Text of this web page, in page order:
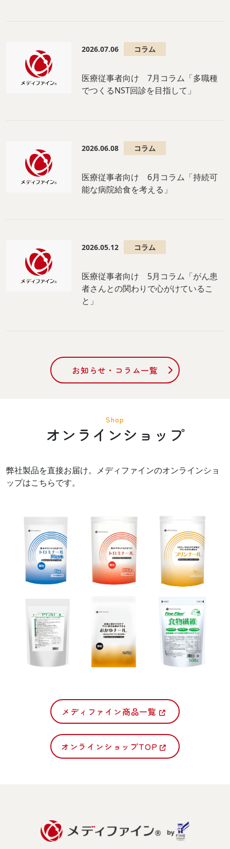
2026.07.06 コラム
医療従事者向け 7月コラム「多職種
でつくるNST回診を目指して」
2026.06.08 コラム
医療従事者向け 6月コラム「持続可
能な病院給食を考える」
2026.05.12 コラム
医療従事者向け 5月コラム「がん患
者さんとの関わりで心がけているこ
と」
お知らせ・コラム一覧
Shop
オンラインショップ
弊社製品を直接お届け。メディファインのオンラインショ
ップはこちらです。
メディファイン商品一覧
オンラインショップTOP